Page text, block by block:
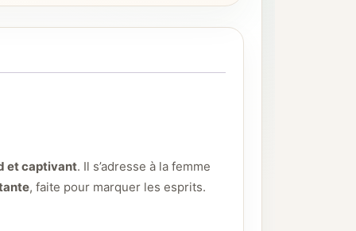
et captivant. Il s’adresse à la femme
, faite pour marquer les esprits.